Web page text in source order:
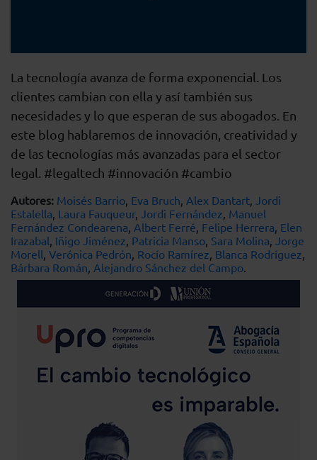
La tecnología avanza de forma exponencial. Los
clientes cambian con ella y así también sus
necesidades y lo que esperan de sus abogados. En
este blog hablaremos de innovación, creatividad y
de las tecnologías más avanzadas para el sector
legal. #legaltech #innovación #cambio
Autores: Moisés Barrio, Eva Bruch, Alex Dantart, Jordi
Estalella, Laura Fauqueur, Jordi Fernández, Manuel
Fernández Condearena, Albert Ferré, Felipe Herrera, Elen
Irazabal, Iñigo Jiménez, Patricia Manso, Sara Molina, Jorge
Morell, Verónica Pedrón, Rocío Ramírez, Blanca Rodríguez,
Bárbara Román, Alejandro Sánchez del Campo.